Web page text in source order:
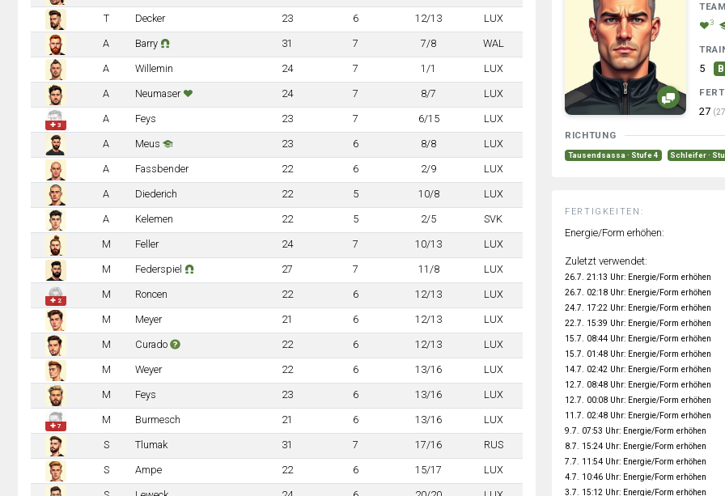
T Decker 23 6 12/13 LUX
A Barry 31 7 7/8 WAL
A Willemin 24 7 1/1 LUX
A Neumaser 24 7 8/7 LUX
✚ 3
A Feys 23 7 6/15 LUX
A Meus 23 6 8/8 LUX
A Fassbender 22 6 2/9 LUX
A Diederich 22 5 10/8 LUX
A Kelemen 22 5 2/5 SVK
M Feller 24 7 10/13 LUX
M Federspiel 27 7 11/8 LUX
✚ 2
M Roncen 22 6 12/13 LUX
M Meyer 21 6 12/13 LUX
M Curado 22 6 12/13 LUX
M Weyer 22 6 13/16 LUX
M Feys 23 6 13/16 LUX
✚ 7
M Burmesch 21 6 13/16 LUX
S Tlumak 31 7 17/16 RUS
S Ampe 22 6 15/17 LUX
3
5
27
RICHTUNG
Tausendsassa · Stufe 4 Schleifer ·
FERTIGKEITEN:
Energie/Form erhöhen:
Zuletzt verwendet:
26.7. 21:13 Uhr: Energie/Form erhöhen
26.7. 02:18 Uhr: Energie/Form erhöhen
24.7. 17:22 Uhr: Energie/Form erhöhen
22.7. 15:39 Uhr: Energie/Form erhöhen
15.7. 08:44 Uhr: Energie/Form erhöhen
15.7. 01:48 Uhr: Energie/Form erhöhen
14.7. 02:42 Uhr: Energie/Form erhöhen
12.7. 08:48 Uhr: Energie/Form erhöhen
12.7. 00:08 Uhr: Energie/Form erhöhen
11.7. 02:48 Uhr: Energie/Form erhöhen
9.7. 07:53 Uhr: Energie/Form erhöhen
8.7. 15:24 Uhr: Energie/Form erhöhen
7.7. 11:54 Uhr: Energie/Form erhöhen
4.7. 10:46 Uhr: Energie/Form erhöhen
3.7. 15:12 Uhr: Energie/Form erhöhen